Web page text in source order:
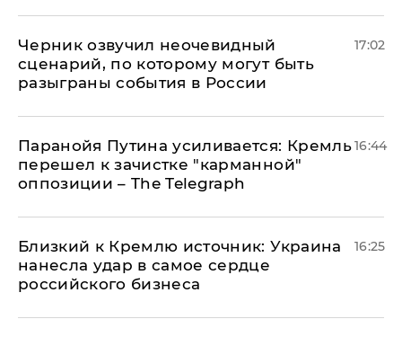
Черник озвучил неочевидный
сценарий, по которому могут быть
разыграны события в России
17:02
Паранойя Путина усиливается: Кремль
перешел к зачистке "карманной"
оппозиции – The Telegraph
16:44
Близкий к Кремлю источник: Украина
нанесла удар в самое сердце
российского бизнеса
16:25